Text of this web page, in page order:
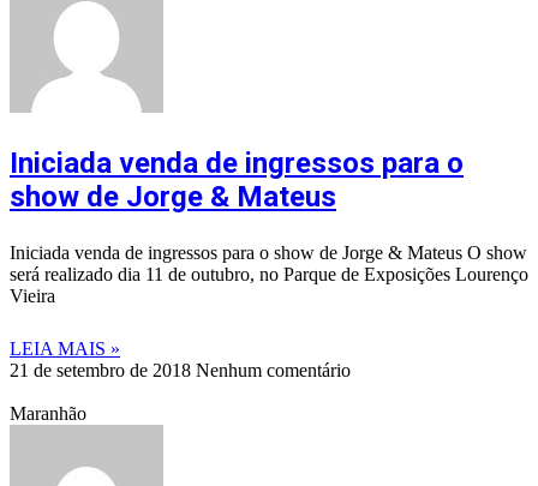
Iniciada venda de ingressos para o
show de Jorge & Mateus
Iniciada venda de ingressos para o show de Jorge & Mateus O show
será realizado dia 11 de outubro, no Parque de Exposições Lourenço
Vieira
LEIA MAIS »
21 de setembro de 2018 Nenhum comentário
Maranhão